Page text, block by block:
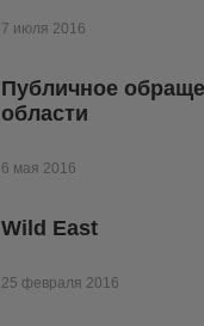
7 июля 2016
Публичное
области
6 мая 2016
Wild East
25 февраля 2016